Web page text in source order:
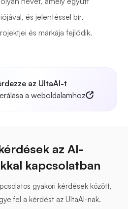
és jelentéssel bír,
és márkája fejlődik.
az UltaAI-t
a weboldalamhoz
az AI-
kapcsolatban
gyakori kérdések között,
fel a kérdést az UltaAI-nak.